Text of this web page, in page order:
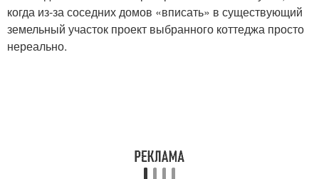
когда из-за соседних домов «вписать» в существующий
земельный участок проект выбранного коттеджа просто
нереально.